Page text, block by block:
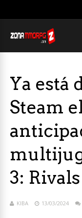
Ya está
Steam
3: Rivals
KIBA 13/03/2024